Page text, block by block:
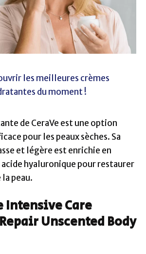
les meilleures crèmes
du moment !
de CeraVe est une option
pour les peaux sèches. Sa
et légère est enrichie en
hyaluronique pour restaurer
la peau.
Intensive Care
Unscented Body